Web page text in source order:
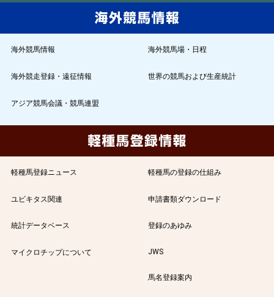
海外競馬情報 海外競馬場・日程
海外競走登録・遠征情報 世界の競馬および生産統計
アジア競馬会議・競馬連盟
軽種馬登録ニュース 軽種馬の登録の仕組み
ユビキタス関連 申請書類ダウンロード
統計データベース 登録のあゆみ
マイクロチップについて JWS
馬名登録案内